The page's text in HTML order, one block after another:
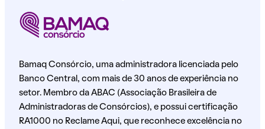
Bamaq Consórcio, uma administradora licenciada pelo
Banco Central, com mais de 30 anos de experiência no
setor. Membro da ABAC (Associação Brasileira de
Administradoras de Consórcios), e possui certificação
RA1000 no Reclame Aqui, que reconhece excelência no